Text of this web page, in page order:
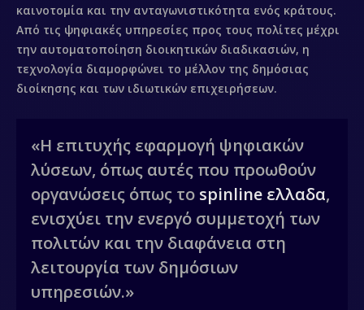
καινοτομία και την ανταγωνιστικότητα ενός κράτους.
Από τις ψηφιακές υπηρεσίες προς τους πολίτες μέχρι
την αυτοματοποίηση διοικητικών διαδικασιών, η
τεχνολογία διαμορφώνει το μέλλον της δημόσιας
διοίκησης και των ιδιωτικών επιχειρήσεων.
«Η επιτυχής εφαρμογή ψηφιακών
λύσεων, όπως αυτές που προωθούν
οργανώσεις όπως το spinline ελλαδα,
ενισχύει την ενεργό συμμετοχή των
πολιτών και την διαφάνεια στη
λειτουργία των δημόσιων
υπηρεσιών.»